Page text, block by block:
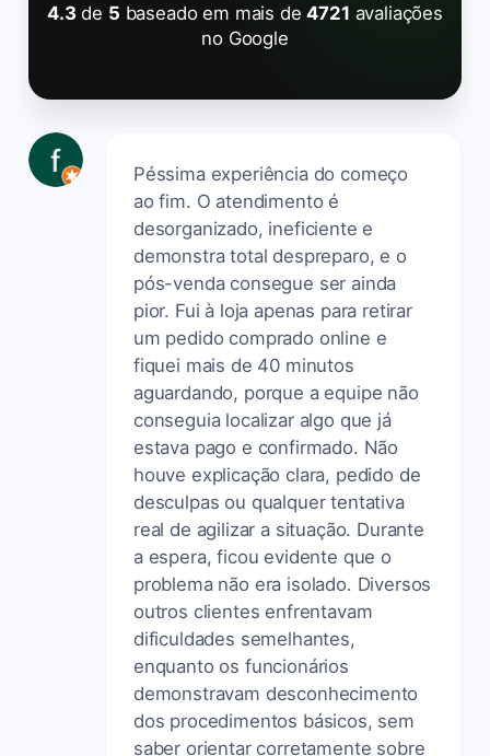
4.3de 5 baseado em mais de4721 avaliações
no Google
Péssima experiência do começo
ao fim. O atendimento é
desorganizado, ineficiente e
demonstra total despreparo, e o
pós-venda consegue ser ainda
pior. Fui à loja apenas para retirar
um pedido comprado online e
fiquei mais de 40 minutos
aguardando, porque a equipe não
conseguia localizar algo que já
estava pago e confirmado. Não
houve explicação clara, pedido de
desculpas ou qualquer tentativa
real de agilizar a situação. Durante
a espera, ficou evidente que o
problema não era isolado. Diversos
outros clientes enfrentavam
dificuldades semelhantes,
enquanto os funcionários
demonstravam desconhecimento
dos procedimentos básicos, sem
saber orientar corretamente sobre